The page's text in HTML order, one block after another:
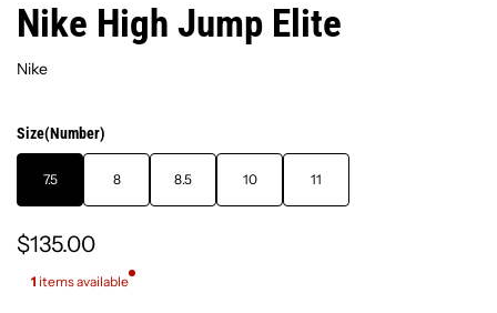
Nike High Jump Elite
Nike
Size(Number)
7.5 8 8.5 10 11
$135.00
1 items available